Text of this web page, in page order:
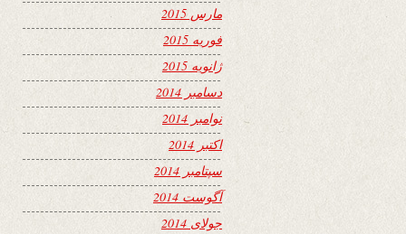
مارس 2015
فوریه 2015
ژانویه 2015
دسامبر 2014
نوامبر 2014
اکتبر 2014
سپتامبر 2014
آگوست 2014
جولای 2014